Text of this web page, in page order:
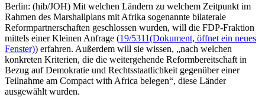
Berlin: (hib/JOH) Mit welchen Ländern zu welchem Zeitpunkt im
Rahmen des Marshallplans mit Afrika sogenannte bilaterale
Reformpartnerschaften geschlossen wurden, will die FDP-Fraktion
mittels einer Kleinen Anfrage (19/5311(Dokument, öffnet ein neues
Fenster)) erfahren. Außerdem will sie wissen, „nach welchen
konkreten Kriterien, die die weitergehende Reformbereitschaft in
Bezug auf Demokratie und Rechtsstaatlichkeit gegenüber einer
Teilnahme am Compact with Africa belegen“, diese Länder
ausgewählt wurden.